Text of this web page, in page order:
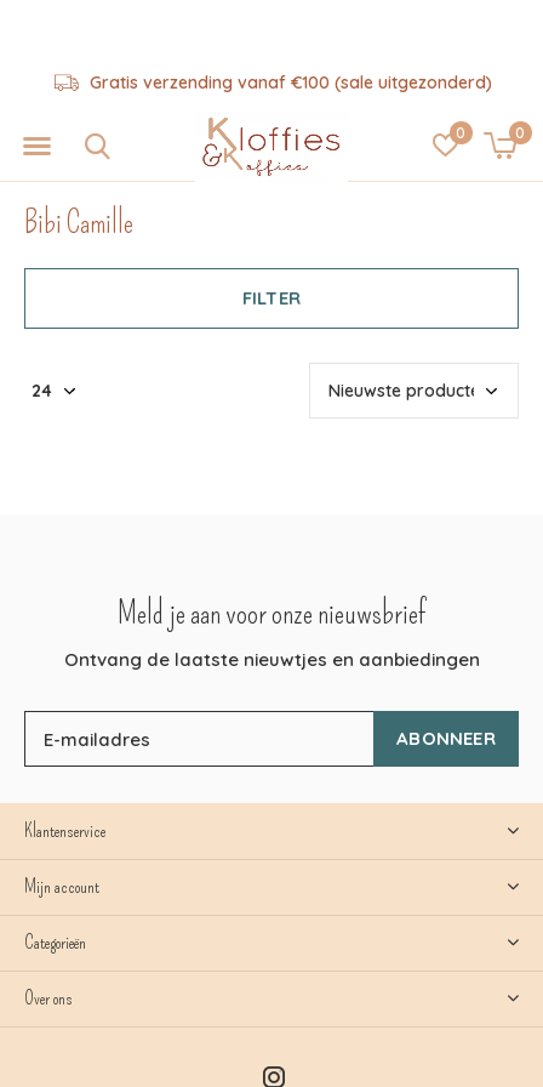
0 0
Gratis verzending vanaf €100 (sale uitgezonderd)
Bibi Camille
FILTER
Meld je aan voor onze nieuwsbrief
Ontvang de laatste nieuwtjes en aanbiedingen
ABONNEER
Klantenservice
Mijn account
Categorieën
Over ons